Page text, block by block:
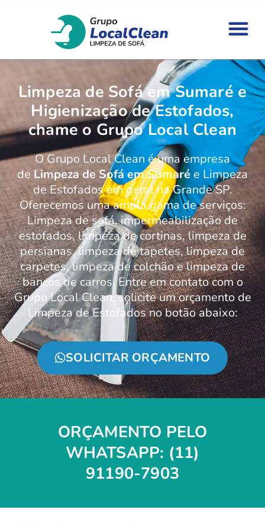
Limpeza de Sofá em Sumaré e
Higienização de Estofados,
chame o Grupo Local Clean
O Grupo Local Clean é uma empresa
de Limpeza de Sofá em Sumaré e Limpeza
de Estofados em geral na Grande SP.
Oferecemos uma ampla gama de serviços:
Limpeza de sofá, impermeabilização de
estofados, limpeza de cortinas, limpeza de
persianas, limpeza de tapetes, limpeza de
carpetes, limpeza de colchão e limpeza de
bancos de carros. Entre em contato com o
Grupo Local Clean, solicite um orçamento de
Limpeza de Estofados no botão abaixo:
SOLICITAR ORÇAMENTO
ORÇAMENTO PELO
WHATSAPP: (11)
91190-7903